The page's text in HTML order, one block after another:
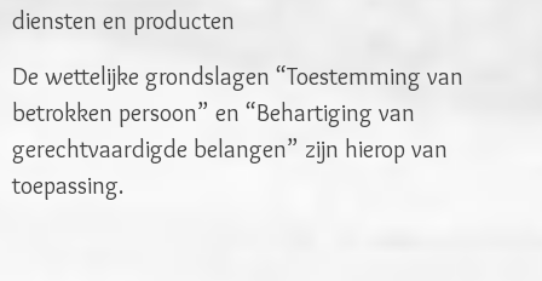
diensten en producten
De wettelijke grondslagen “Toestemming van
betrokken persoon” en “Behartiging van
gerechtvaardigde belangen” zijn hierop van
toepassing.